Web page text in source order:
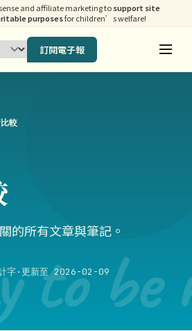
and affiliate marketing tosupport site
purposesfor children’s welfare!
訂閱電子報
to be
較
的所有文章與筆記。
字·更新至 2026-02-09